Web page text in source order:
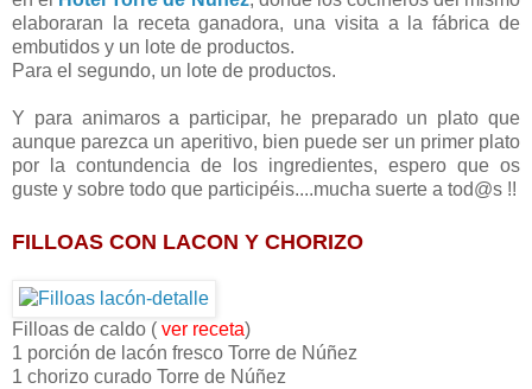
elaboraran la receta ganadora, una visita a la fábrica de
embutidos y un lote de productos.
Para el segundo, un lote de productos.
Y para animaros a participar, he preparado un plato que
aunque parezca un aperitivo, bien puede ser un primer plato
por la contundencia de los ingredientes, espero que os
guste y sobre todo que participéis....mucha suerte a tod@s !!
FILLOAS CON LACON Y CHORIZO
Filloas de caldo ( ver receta)
1 porción de lacón fresco Torre de Núñez
1 chorizo curado Torre de Núñez